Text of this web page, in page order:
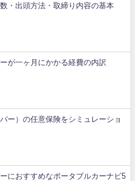
・出頭方法・取締り内容の基本
が一ヶ月にかかる経費の内訳
ー）の任意保険をシミュレーショ
におすすめなポータブルカーナビ5